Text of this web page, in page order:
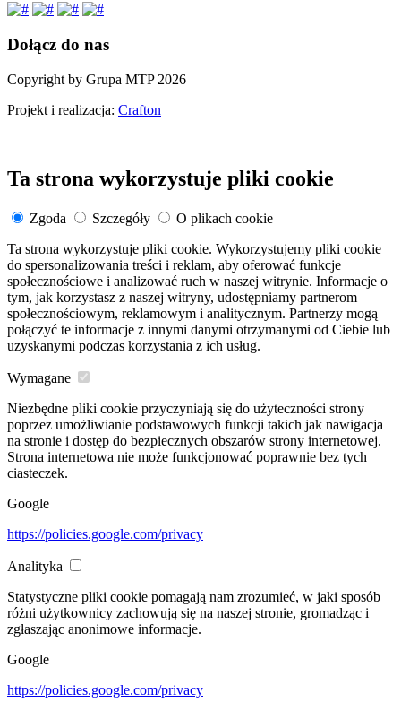
Dołącz do nas
Copyright by Grupa MTP 2026
Projekt i realizacja: Crafton
Ta strona wykorzystuje pliki cookie
Zgoda Szczegóły
O plikach cookie
Ta strona wykorzystuje pliki cookie. Wykorzystujemy pliki cookie
do spersonalizowania treści i reklam, aby oferować funkcje
społecznościowe i analizować ruch w naszej witrynie. Informacje o
tym, jak korzystasz z naszej witryny, udostępniamy partnerom
społecznościowym, reklamowym i analitycznym. Partnerzy mogą
połączyć te informacje z innymi danymi otrzymanymi od Ciebie lub
uzyskanymi podczas korzystania z ich usług.
Wymagane
Niezbędne pliki cookie przyczyniają się do użyteczności strony
poprzez umożliwianie podstawowych funkcji takich jak nawigacja
na stronie i dostęp do bezpiecznych obszarów strony internetowej.
Strona internetowa nie może funkcjonować poprawnie bez tych
ciasteczek.
Google
https://policies.google.com/privacy
Analityka
Statystyczne pliki cookie pomagają nam zrozumieć, w jaki sposób
różni użytkownicy zachowują się na naszej stronie, gromadząc i
zgłaszając anonimowe informacje.
Google
https://policies.google.com/privacy